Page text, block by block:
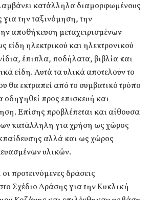
κατάλληλα διαμορφωμένους
για την ταξινόμηση, την
αποθήκευση μεταχειρισμένων
είδη ηλεκτρικού και ηλεκτρονικού
έπιπλα, ποδήλατα, βιβλία και
είδη. Αυτά τα υλικά αποτελούν το
θα εκτραπεί από το συμβατικό τρόπο
οδηγηθεί προς επισκευή και
Επίσης προβλέπεται και αίθουσα
κατάλληλη για χρήση ως χώρος
αλλά και ως χώρος
υλικών.
προτεινόμενες δράσεις
Σχέδιο Δράσης για την Κυκλική